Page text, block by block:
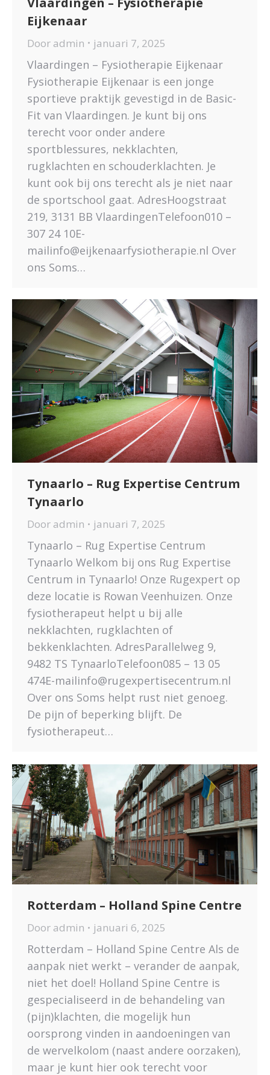
Eijkenaar
Door admin januari 7, 2025
Vlaardingen – Fysiotherapie Eijkenaar
Fysiotherapie Eijkenaar is een jonge
sportieve praktijk gevestigd in de Basic-
Fit van Vlaardingen. Je kunt bij ons
terecht voor onder andere
sportblessures, nekklachten,
rugklachten en schouderklachten. Je
kunt ook bij ons terecht als je niet naar
de sportschool gaat. AdresHoogstraat
219, 3131 BB VlaardingenTelefoon010 –
307 24 10E-
mailinfo@eijkenaarfysiotherapie.nl Over
ons Soms…
Tynaarlo – Rug Expertise Centrum
Tynaarlo
Door admin januari 7, 2025
Tynaarlo – Rug Expertise Centrum
Tynaarlo Welkom bij ons Rug Expertise
Centrum in Tynaarlo! Onze Rugexpert op
deze locatie is Rowan Veenhuizen. Onze
fysiotherapeut helpt u bij alle
nekklachten, rugklachten of
bekkenklachten. AdresParallelweg 9,
9482 TS TynaarloTelefoon085 – 13 05
474E-mailinfo@rugexpertisecentrum.nl
Over ons Soms helpt rust niet genoeg.
De pijn of beperking blijft. De
fysiotherapeut…
Rotterdam – Holland Spine Centre
Door admin januari 6, 2025
Rotterdam – Holland Spine Centre Als de
aanpak niet werkt – verander de aanpak,
niet het doel! Holland Spine Centre is
gespecialiseerd in de behandeling van
(pijn)klachten, die mogelijk hun
oorsprong vinden in aandoeningen van
de wervelkolom (naast andere oorzaken),
maar je kunt hier ook terecht voor